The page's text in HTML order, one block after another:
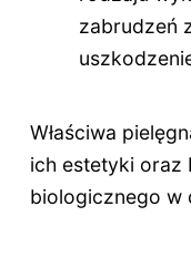
zabrudzeń
Właściwa
ich estetyki oraz
biologicznego w